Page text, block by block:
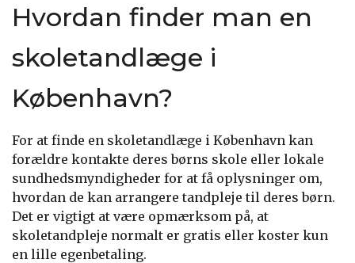
Hvordan finder man en
skoletandlæge i
København?
For at finde en skoletandlæge i København kan
forældre kontakte deres børns skole eller lokale
sundhedsmyndigheder for at få oplysninger om,
hvordan de kan arrangere tandpleje til deres børn.
Det er vigtigt at være opmærksom på, at
skoletandpleje normalt er gratis eller koster kun
en lille egenbetaling.